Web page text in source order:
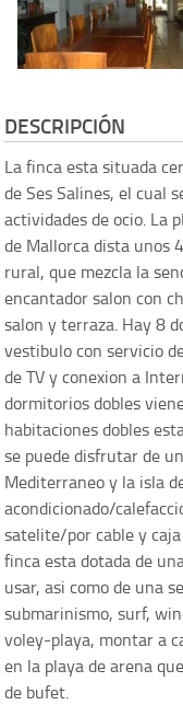
DESCRIPCIÓN
La finca esta situada
de Ses Salines, el cual
actividades de ocio. La
de Mallorca dista unos
rural, que mezcla la
encantador salon con
salon y terraza. Hay 8
vestibulo con servicio
de TV y conexion a
dormitorios dobles
habitaciones dobles
se puede disfrutar de
Mediterraneo y la isla
acondicionado/
satelite/por cable y caja
finca esta dotada de
usar, asi como de una
submarinismo, surf,
voley-playa, montar a
en la playa de arena
de bufet.